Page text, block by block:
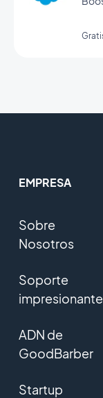
EMPRESA
Sobre
Nosotros
Soporte
impresionante
ADN de
GoodBarber
Startup